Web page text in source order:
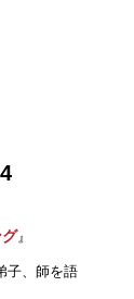
4 伏幸太vsヨ
「佐山女子
』
子、師を語